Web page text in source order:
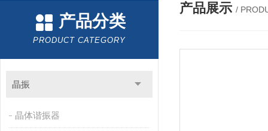
产品分类
PRODUCT CATEGORY
晶振
晶体谐振器
产品展示 /